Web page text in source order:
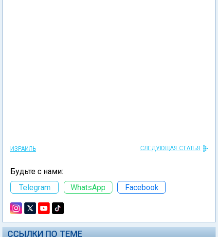
ИЗРАИЛЬ СЛЕДУЮЩАЯ СТАТЬЯ
Будьте с нами:
Telegram
WhatsApp Facebook
ССЫЛКИ ПО ТЕМЕ